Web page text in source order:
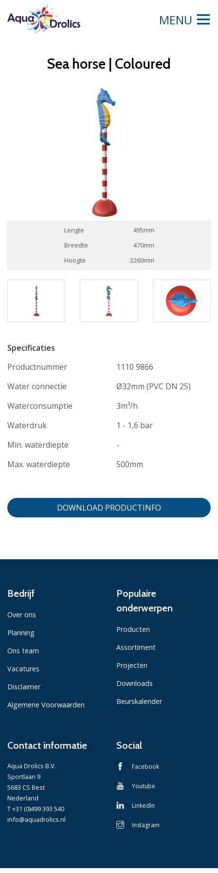
MENU
Sea horse | Coloured
Lengte
495mm
Breedte
470mm
Hoogte
2260mm
Specificaties
Productnummer
1110 9866
Water connectie
Ø32mm (PVC DN 25)
Waterconsumptie
3m³/h
Waterdruk
1 - 1,6 bar
Min. waterdiepte
-
Max. waterdiepte
500mm
DOWNLOAD PRODUCTINFO
Bedrijf
Over ons
Planning
Ons team
Vacatures
Disclaimer
Algemene Voorwaarden
Populaire
onderwerpen
Producten
Assortiment
Projecten
Downloads
Beurskalender
Contact informatie
Aqua Drolics B.V.
Sportlaan 9
5683 CS Best
Nederland
T +31 (0)499 393 540
info@aquadrolics.nl
Social
Facebook
Youtube
LinkedIn
Instagram